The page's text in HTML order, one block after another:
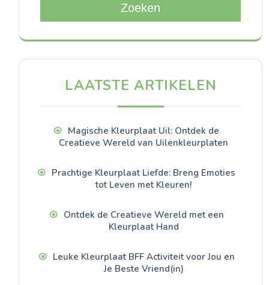
Zoeken
LAATSTE ARTIKELEN
Magische Kleurplaat Uil: Ontdek de
Creatieve Wereld van Uilenkleurplaten
Prachtige Kleurplaat Liefde: Breng Emoties
tot Leven met Kleuren!
Ontdek de Creatieve Wereld met een
Kleurplaat Hand
Leuke Kleurplaat BFF Activiteit voor Jou en
Je Beste Vriend(in)